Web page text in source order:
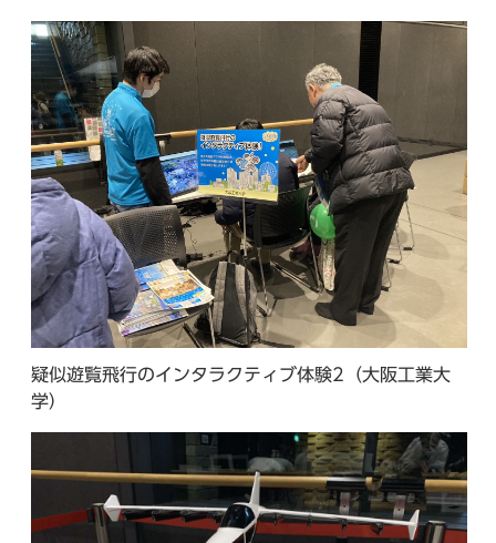
疑似遊覧飛行のインタラクティブ体験2（大阪工業大
学）